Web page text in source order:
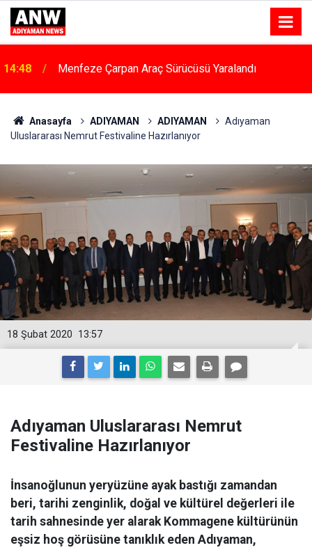
14:48 Menfeze Çarpan Araç Sürücüsü Yaralandı
Anasayfa ADIYAMAN ADIYAMAN
Adıyaman
Uluslararası Nemrut Festivaline Hazırlanıyor
13:57
18 Şubat 2020
Adıyaman Uluslararası Nemrut
Festivaline Hazırlanıyor
İnsanoğlunun yeryüzüne ayak bastığı zamandan
beri, tarihi zenginlik, doğal ve kültürel değerleri ile
tarih sahnesinde yer alarak Kommagene kültürünün
eşsiz hoş görüsüne tanıklık eden Adıyaman,